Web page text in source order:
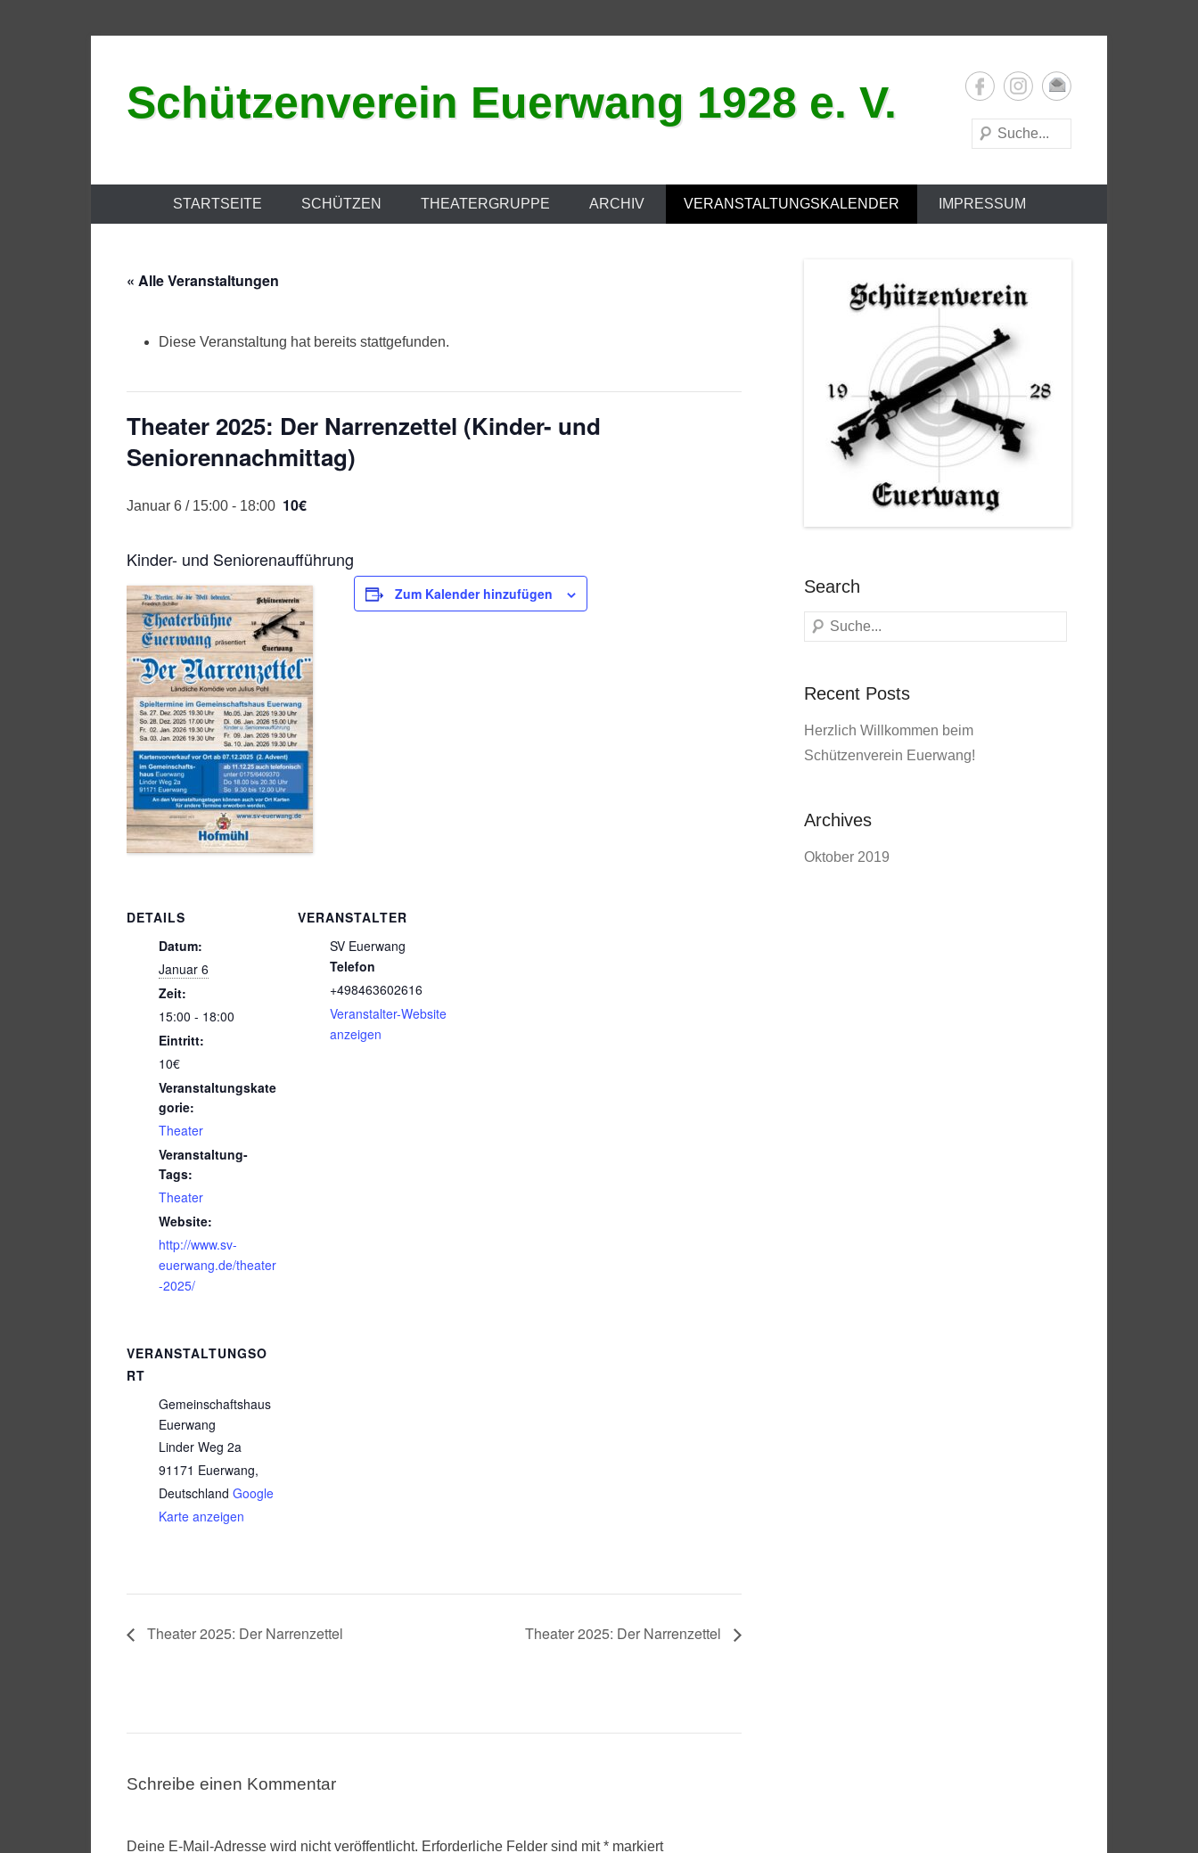
springenSchützenverein Euerwang 1928 e. V.
Suchen
STARTSEITE SCHÜTZEN THEATERGRUPPE ARCHIV VERANSTALTUNGSKALENDER IMPRESSUM
« Alle Veranstaltungen
Diese Veranstaltung hat bereits stattgefunden.
Theater 2025: Der Narrenzettel (Kinder- und
Seniorennachmittag)
Januar 6 / 15:00 - 18:00 10€
Kinder- und Seniorenaufführung
Zum Kalender hinzufügen
DETAILS
Datum:
Januar 6
Zeit:
15:00 - 18:00
Eintritt:
10€
Veranstaltungskate
gorie:
Theater
Veranstaltung-
Tags:
Theater
Website:
http://www.sv-
euerwang.de/theater
-2025/
VERANSTALTER
SV Euerwang
Telefon
+498463602616
Veranstalter-Website
anzeigen
VERANSTALTUNGSO
RT
Gemeinschaftshaus
Euerwang
Linder Weg 2a
91171 Euerwang,
Deutschland Google
Karte anzeigen
Theater 2025: Der Narrenzettel Theater 2025: Der Narrenzettel
Schreibe einen Kommentar
Deine E-Mail-Adresse wird nicht veröffentlicht. Erforderliche Felder sind mit* markiert
Search
Suchen
Recent Posts
Herzlich Willkommen beim
Schützenverein Euerwang!
Archives
Oktober 2019